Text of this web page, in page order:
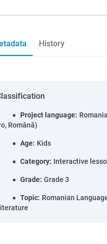
History
Project language:
Română)
Age: Kids
Category: Interactive
Grade: Grade 3
Topic: Romanian